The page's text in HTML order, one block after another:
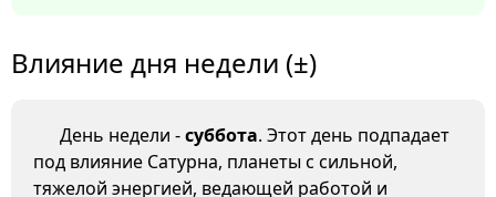
Влияние дня недели (±)
День недели -суббота. Этот день подпадает
под влияние Сатурна, планеты с сильной,
тяжелой энергией, ведающей работой и